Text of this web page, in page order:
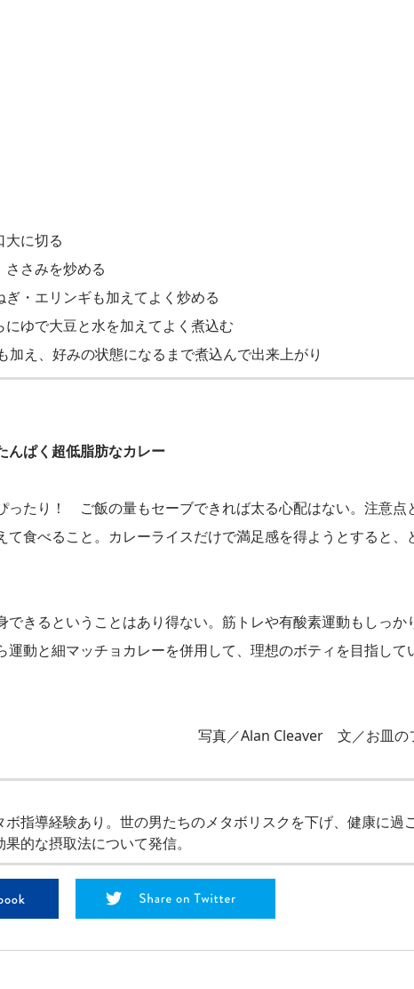
に切る
さみを炒める
・エリンギも加えてよく炒める
ゆで大豆と水を加えてよく煮込む
え、好みの状態になるまで煮込んで出来上がり
んぱく超低脂肪なカレー
ったり！ ご飯の量もセーブできれば太る心配はない。注意点
食べること。カレーライスだけで満足感を得ようとすると、
きるということはあり得ない。筋トレや有酸素運動もしっか
動と細マッチョカレーを併用して、理想のボティを目指して
写真／Alan Cleaver 文／お皿の
指導経験あり。世の男たちのメタボリスクを下げ、健康に過
的な摂取法について発信。